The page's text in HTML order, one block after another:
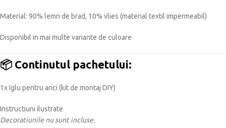
Material: 90% lemn de brad, 10% vlies (material textil impermeabil)
Disponibil in mai multe variante de culoare
📦 Continutul pachetului:
1x Iglu pentru arici (kit de montaj DIY)
Instructiuni ilustrate
Decoratiunile nu sunt incluse.